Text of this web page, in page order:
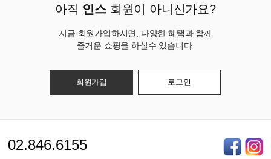
아직 인스 회원이 아니신가요?
지금 회원가입하시면, 다양한 혜택과 함께
즐거운 쇼핑을 하실수 있습니다.
회원가입 로그인
02.846.6155